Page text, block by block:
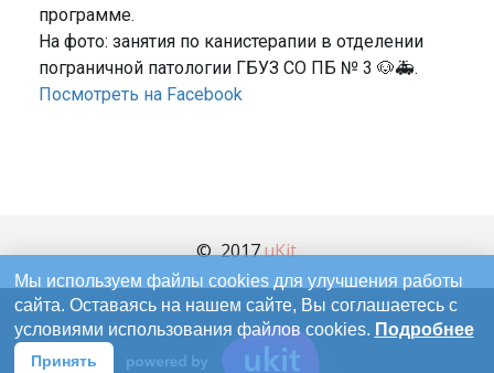
Мы используем файлы cookies для улучшения работы
сайта. Оставаясь на нашем сайте, Вы соглашаетесь с
условиями использования файлов cookies. Подробнее
Принять
программе.
На фото: занятия по канистерапии в отделении
пограничной патологии ГБУЗ СО ПБ № 3 🐶🚑.
Посмотреть на Facebook
©  2017 uKit